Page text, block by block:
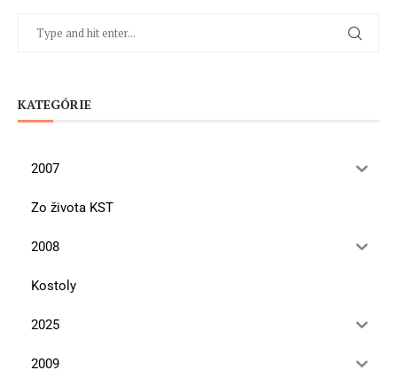
KATEGÓRIE
2007
Zo života KST
2008
Kostoly
2025
2009